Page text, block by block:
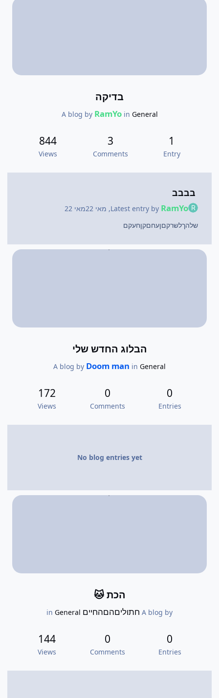
בדיקה
A blog by RamYoin General
1
Entry
3
Comments
844
Views
בבבב
Latest entry by RamYo
, מאי 22
מאי 22
שלהךלשרקםןעחםקןחעקם
הבלוג החדש שלי
A blog by Doom man in General
0
Entries
0
Comments
172
Views
No blog entries yet
הכת 🐱
A blog by חתוליםהםהחיים General
0
Entries
0
Comments
144
Views